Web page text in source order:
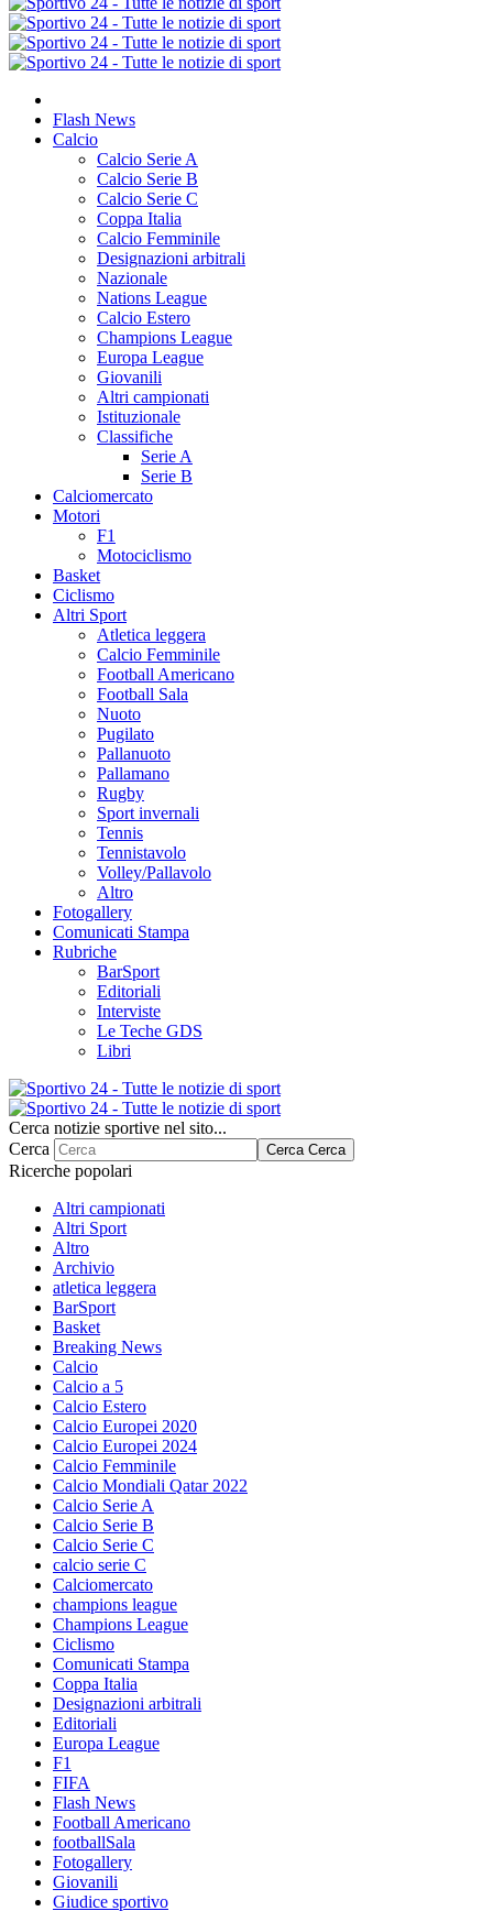
Flash News
Calcio
Calcio Serie A
Calcio Serie B
Calcio Serie C
Coppa Italia
Calcio Femminile
Designazioni arbitrali
Nazionale
Nations League
Calcio Estero
Champions League
Europa League
Giovanili
Altri campionati
Istituzionale
Classifiche
Serie A
Serie B
Calciomercato
Motori
F1
Motociclismo
Basket
Ciclismo
Altri Sport
Atletica leggera
Calcio Femminile
Football Americano
Football Sala
Nuoto
Pugilato
Pallanuoto
Pallamano
Rugby
Sport invernali
Tennis
Tennistavolo
Volley/Pallavolo
Altro
Fotogallery
Comunicati Stampa
Rubriche
BarSport
Editoriali
Interviste
Le Teche GDS
Libri
Cerca notizie sportive nel sito...
Cerca
Cerca Cerca
Ricerche popolari
Altri campionati
Altri Sport
Altro
Archivio
atletica leggera
BarSport
Basket
Breaking News
Calcio
Calcio a 5
Calcio Estero
Calcio Europei 2020
Calcio Europei 2024
Calcio Femminile
Calcio Mondiali Qatar 2022
Calcio Serie A
Calcio Serie B
Calcio Serie C
calcio serie C
Calciomercato
champions league
Champions League
Ciclismo
Comunicati Stampa
Coppa Italia
Designazioni arbitrali
Editoriali
Europa League
F1
FIFA
Flash News
Football Americano
footballSala
Fotogallery
Giovanili
Giudice sportivo